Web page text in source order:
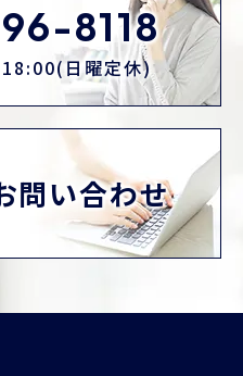
8118
日曜定休)
問い合わせ